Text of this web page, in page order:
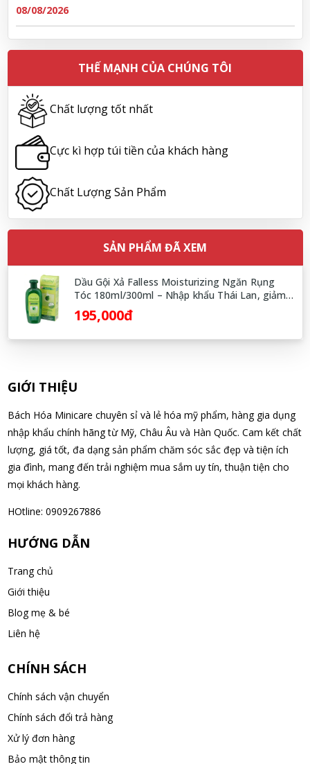
Ngô Quốc Cường đã mua sản phẩm Sữa Meiji số 0 Hohoemi
Milk (0-1 tuổi), hàng nội địa Nhật (hộp thiếc 800g)
Lê Công Hoàng Huy đã mua sản phẩm Viên uống tiền đình bổ
não Noguchi Ekisu 200 Viên
08/08/2026
Hoàng Nhật Nam đã mua sản phẩm Sữa tắm Pigeon Baby
Soap dạng túi 400ml Nhật Bản
08/08/2026
Nguyễn Nhật Quang đã mua sản phẩm Sữa tắm Pigeon Baby
08/08/2026
Võ Thị Thanh Tươi đã mua sản phẩm Men Vi Sinh BioGaia
Đặng Hòa Khánh Yên đã mua sản phẩm Men Vi Sinh BioGaia
08/08/2026
Nguyễn Văn Cảnh đã mua sản phẩm Sữa Meiji số 0 Hohoemi
Milk (0-1 tuổi), hàng nội địa Nhật (hộp thiếc 800g)
Nguyễn Anh Khương đã mua sản phẩm Viên uống tiền đình bổ
não Noguchi Ekisu 200 Viên
08/08/2026
Võ Huỳnh Lanh đã mua sản phẩm Viên uống tiền đình bổ não
08/08/2026
Milk (0-1 tuổi), hàng nội địa Nhật (hộp thiếc 800g)
08/08/2026
Ngô Quốc Cường đã mua sản phẩm Sữa Meiji số 0 Hohoemi
THẾ MẠNH CỦA CHÚNG TÔI
Chất lượng tốt nhất
Cực kì hợp túi tiền của khách hàng
Chất Lượng Sản Phẩm
SẢN PHẨM ĐÃ XEM
Dầu Gội Xả Falless Moisturizing Ngăn Rụng
Tóc 180ml/300ml – Nhập khẩu Thái Lan, giảm
rụng tóc
195,000đ
GIỚI THIỆU
Bách Hóa Minicare chuyên sỉ và lẻ hóa mỹ phẩm, hàng gia dụng
nhập khẩu chính hãng từ Mỹ, Châu Âu và Hàn Quốc. Cam kết chất
lượng, giá tốt, đa dạng sản phẩm chăm sóc sắc đẹp và tiện ích
gia đình, mang đến trải nghiệm mua sắm uy tín, thuận tiện cho
mọi khách hàng.
HOtline: 0909267886
HƯỚNG DẪN
Trang chủ
Giới thiệu
Blog mẹ & bé
Liên hệ
CHÍNH SÁCH
Chính sách vận chuyển
Chính sách đổi trả hàng
Xử lý đơn hàng
Bảo mật thông tin